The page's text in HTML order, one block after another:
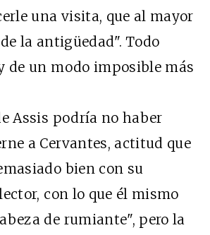
una visita, que al mayor
la antigüedad". Todo
de un modo imposible más
Assis podría no haber
a Cervantes, actitud que
bien con su
con lo que él mismo
de rumiante", pero la